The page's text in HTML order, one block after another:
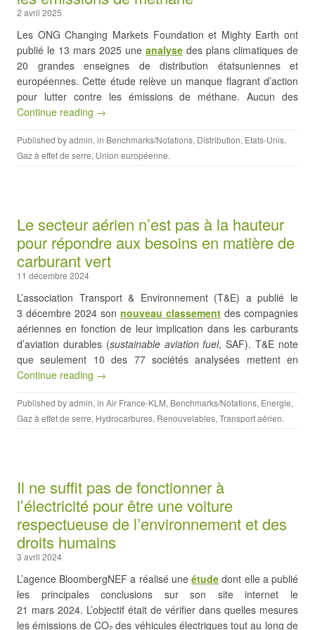
2 avril 2025
Les ONG Changing Markets Foundation et Mighty Earth ont
publié le 13 mars 2025 une analyse des plans climatiques de
20 grandes enseignes de distribution étatsuniennes et
européennes. Cette étude relève un manque flagrant d’action
pour lutter contre les émissions de méthane. Aucun des
Continue reading →
Published byadmin, in Benchmarks/Notations, Distribution, Etats-Unis,
Gaz à effet de serre, Union européenne.
Le secteur aérien n’est pas à la hauteur
pour répondre aux besoins en matière de
carburant vert
11 décembre 2024
L’association Transport & Environnement (T&E) a publié le
3 décembre 2024 son nouveau classement des compagnies
aériennes en fonction de leur implication dans les carburants
d’aviation durables (sustainable aviation fuel, SAF). T&E note
que seulement 10 des 77 sociétés analysées mettent en
Continue reading →
Published byadmin, in Air France-KLM, Benchmarks/Notations, Energie,
Gaz à effet de serre, Hydrocarbures, Renouvelables, Transport aérien.
Il ne suffit pas de fonctionner à
l’électricité pour être une voiture
respectueuse de l’environnement et des
droits humains
3 avril 2024
L’agence BloombergNEF a réalisé uneétude dont elle a publié
les principales conclusions sur son site internet le
21 mars 2024. L’objectif était de vérifier dans quelles mesures
les émissions de CO des véhicules électriques tout au long de